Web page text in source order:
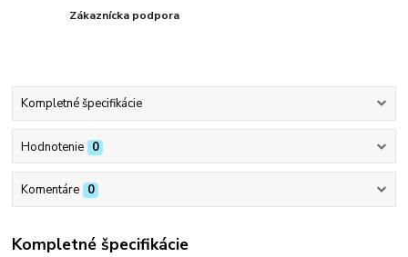
Zákaznícka podpora
Kompletné špecifikácie
Hodnotenie 0
Komentáre 0
Kompletné špecifikácie